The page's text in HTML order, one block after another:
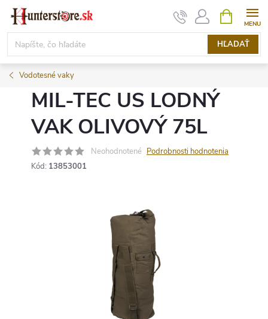
Prejsť
obsah
HĽADAŤ
KOŠÍK
Vodotesné vaky
MIL-TEC US LODNÝ
VAK OLIVOVÝ 75L
Neohodnotené Podrobnosti hodnotenia
Kód: 13853001